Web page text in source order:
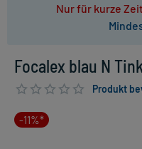
Nur für kurze
Focalex blau N
Produkt
-11%*